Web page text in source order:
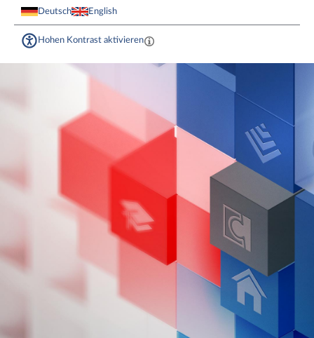
Deutsch English
Hohen Kontrast aktivieren